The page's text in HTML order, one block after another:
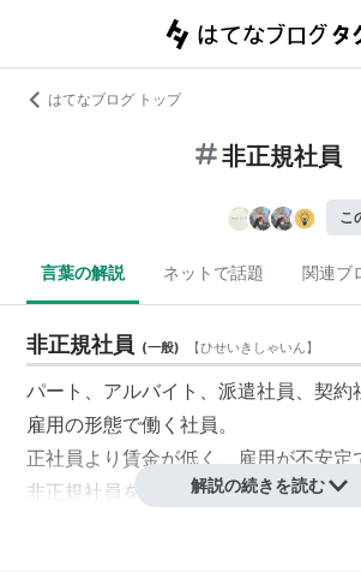
はてなブログ トップ
非正規社員
こ
言葉の解説 ネットで話題 関連ブ
非正規社員 (一般) 【ひせいきしゃいん】
パート、アルバイト、派遣社員、契約
雇用の形態で働く社員。
正社員より賃金が低く、雇用が不安定
非正規社員を増やすことによって、人
解説の続きを読む